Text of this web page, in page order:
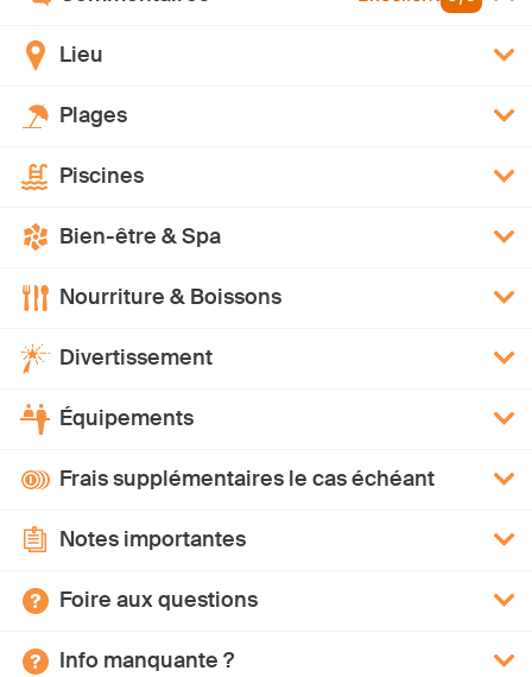
Lieu
Plages
Piscines
Bien-être & Spa
Nourriture & Boissons
Divertissement
Équipements
Frais supplémentaires le cas échéant
Notes importantes
Foire aux questions
Info manquante ?